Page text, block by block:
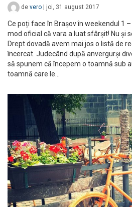
de vero joi, 31 august 2017
Ce poți face în Brașov în weekendul 1
mod oficial că vara a luat sfârșit! Nu și
Drept dovadă avem mai jos o listă de
încercat. Judecând după anvergurși
să spunem că începem o toamnă sub
toamnă care le…